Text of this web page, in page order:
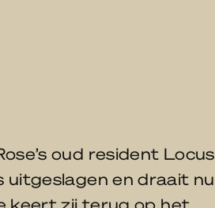
oud resident Locus
uitgeslagen en draait nu